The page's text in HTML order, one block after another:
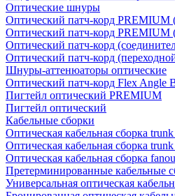
Оптические шнуры
Оптический патч-корд PREMIUM
Оптический патч-корд PREMIUM
Оптический патч-корд
Оптический патч-корд
Шнуры-аттенюаторы оптические
Оптический патч-корд Flex Angle
Пигтейл оптический PREMIUM
Пигтейл оптический
Кабельные сборки
Оптическая кабельная сборка
Оптическая кабельная сборка
Оптическая кабельная сборка
Претерминированные кабельные
Универсальная оптическая